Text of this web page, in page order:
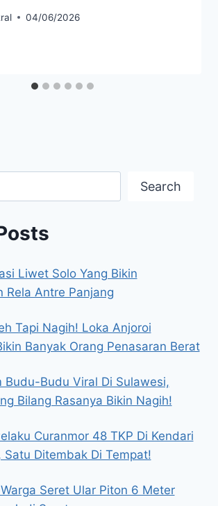
04/06/2026
Search
Liwet Solo Yang Bikin
Rela Antre Panjang
Tapi Nagih! Loka Anjoroi
Banyak Orang Penasaran Berat
Budu-Budu Viral Di Sulawesi,
Bilang Rasanya Bikin Nagih!
Curanmor 48 TKP Di Kendari
Satu Ditembak Di Tempat!
Seret Ular Piton 6 Meter